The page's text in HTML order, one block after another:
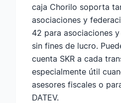
caja Chorilo soporta
asociaciones y
42 para asociaciones
sin fines de lucro.
cuenta SKR a cada
especialmente útil
asesores fiscales o
DATEV.